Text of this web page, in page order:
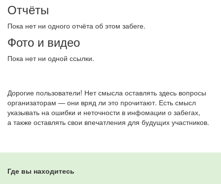
Отчёты
Пока нет ни одного отчёта об этом забеге.
Фото и видео
Пока нет ни одной ссылки.
Дорогие пользователи! Нет смысла оставлять здесь вопросы
организаторам — они вряд ли это прочитают. Есть смысл
указывать на ошибки и неточности в инфомации о забегах,
а также оставлять свои впечатления для будущих участников.
Где вы находитесь